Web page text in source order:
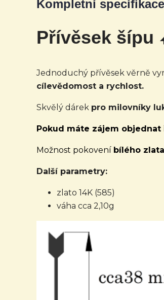
Kompletní specifikace
Přívěsek šípu
Jednoduchý přívěsek věrně
cílevědomost a rychlost.
Skvělý dárek pro milovníky
Pokud máte zájem objednat
Možnost pokovení bílého zlata
Další parametry:
zlato 14K (585)
váha cca 2,10g